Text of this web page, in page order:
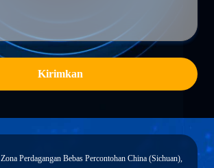
Kirimkan
Zona Perdagangan Bebas Percontohan China (Sichuan),